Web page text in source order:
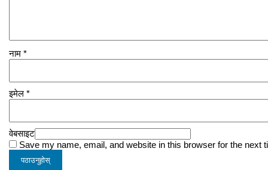
नाम *
इमेल *
वेबसाइट
Save my name, email, and website in this browser for the next